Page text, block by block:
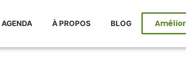
AGENDA À PROPOS BLOG